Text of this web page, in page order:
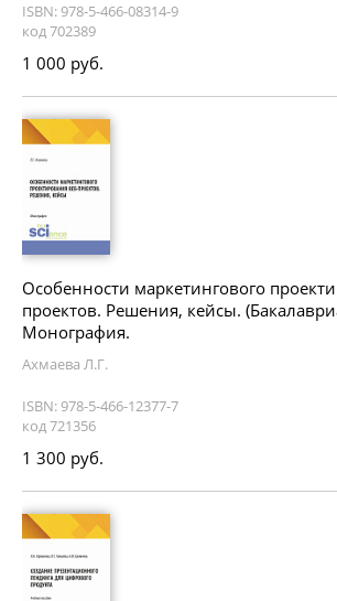
ISBN: 978-5-466-08314-9
код 702389
1 000 руб.
Особенности маркетингового
проектов. Решения, кейсы.
Монография.
Ахмаева Л.Г.
ISBN: 978-5-466-12377-7
код 721356
1 300 руб.